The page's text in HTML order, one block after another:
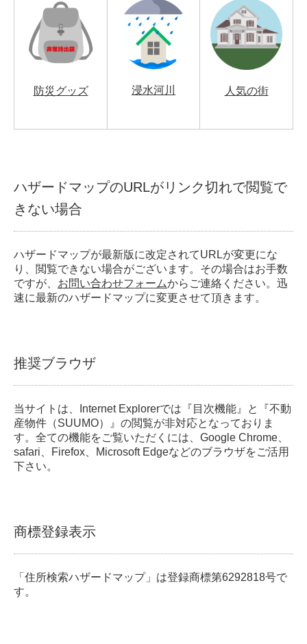
防災グッズ 浸水河川 人気の街
ハザードマップのURLがリンク切れで閲覧で
きない場合
ハザードマップが最新版に改定されてURLが変更にな
り、閲覧できない場合がございます。その場合はお手数
ですが、 お問い合わせフォームからご連絡ください。迅
速に最新のハザードマップに変更させて頂きます。
推奨ブラウザ
当サイトは、Internet Explorerでは『目次機能』と『不動
産物件（SUUMO）』の閲覧が非対応となっておりま
す。全ての機能をご覧いただくには、Google Chrome、
safari、Firefox、Microsoft Edgeなどのブラウザをご活用
下さい。
商標登録表示
「住所検索ハザードマップ」は登録商標第6292818号で
す。